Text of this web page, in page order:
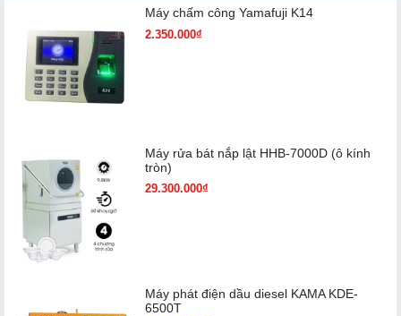
Máy chấm cô​ng Yamafuji K14
2.350.000₫
Máy rửa bát nắp lật HHB-7000D (ô kính
tròn)
29.300.000₫
Máy phát điện dầu diesel KAMA KDE-
6500T